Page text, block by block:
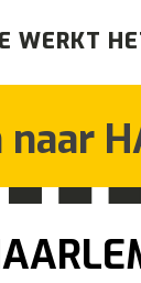
WERKT
naar